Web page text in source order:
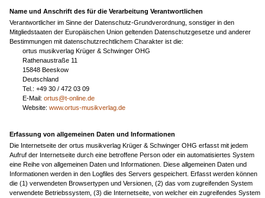
Name und Anschrift des für die Verarbeitung Verantwortlichen
Verantwortlicher im Sinne der Datenschutz-Grundverordnung, sonstiger in den
Mitgliedstaaten der Europäischen Union geltenden Datenschutzgesetze und anderer
Bestimmungen mit datenschutzrechtlichem Charakter ist die:
ortus musikverlag Krüger & Schwinger OHG
Rathenaustraße 11
15848 Beeskow
Deutschland
Tel.: +49 30 / 472 03 09
E-Mail: ortus@t-online.de
Website: www.ortus-musikverlag.de
Erfassung von allgemeinen Daten und Informationen
Die Internetseite der ortus musikverlag Krüger & Schwinger OHG erfasst mit jedem
Aufruf der Internetseite durch eine betroffene Person oder ein automatisiertes System
eine Reihe von allgemeinen Daten und Informationen. Diese allgemeinen Daten und
Informationen werden in den Logfiles des Servers gespeichert. Erfasst werden können
die (1) verwendeten Browsertypen und Versionen, (2) das vom zugreifenden System
verwendete Betriebssystem, (3) die Internetseite, von welcher ein zugreifendes System